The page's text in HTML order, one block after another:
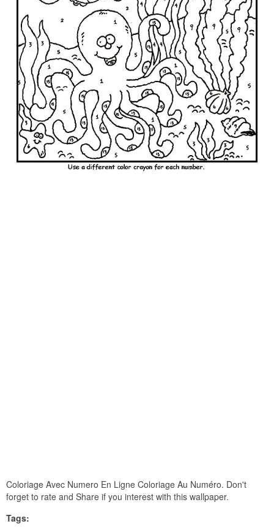
Coloriage Avec Numero En Ligne Coloriage Au Numéro. Don't
forget to rate and Share if you interest with this wallpaper.
Tags: